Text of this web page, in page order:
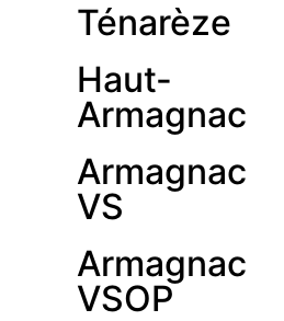
Ténarèze
Haut-
Armagnac
Armagnac
VS
Armagnac
VSOP